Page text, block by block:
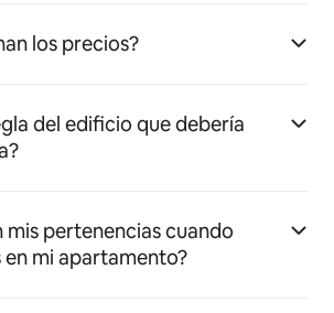
los precios?
del edificio que debería
mis pertenencias cuando
en mi apartamento?